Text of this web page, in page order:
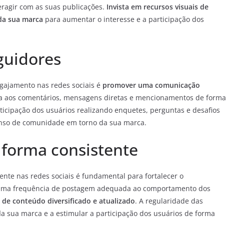
com as suas publicações. Invista em recursos visuais de
sua marca para aumentar o interesse e a participação dos
nas redes sociais é promover uma comunicação
aos comentários, mensagens diretas e mencionamentos de forma
dos usuários realizando enquetes, perguntas e desafios
de comunidade em torno da sua marca.
consistente
nas redes sociais é fundamental para fortalecer o
frequência de postagem adequada ao comportamento dos
conteúdo diversificado e atualizado. A regularidade das
sua marca e a estimular a participação dos usuários de forma